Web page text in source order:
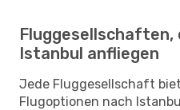
Fluggesellschaften,
Istanbul anfliegen
Jede Fluggesellschaft
Flugoptionen nach